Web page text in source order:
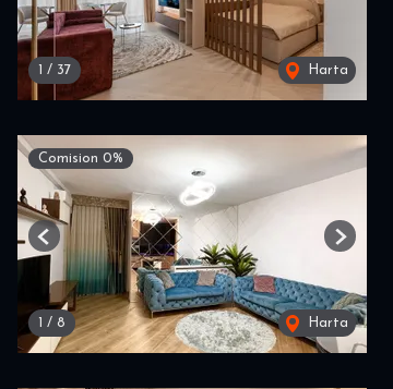
1 / 37 Harta
Comision 0%
1 / 8 Harta
Previous Next